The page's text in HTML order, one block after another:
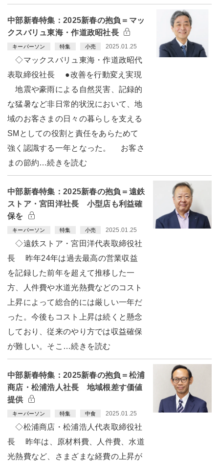
中部新春特集：2025新春の抱負＝マッ
クスバリュ東海・作道政昭社長
キーパーソン 特集 小売 2025.01.25
◇マックスバリュ東海・作道政昭代
表取締役社長 ●改善を行動変え実現
地震や豪雨による自然災害、記録的
な猛暑など非日常的状況において、地
域のお客さまの日々の暮らしを支える
SMとしての役割と責任をあらためて
強く認識する一年となった。 お客さ
まの節約…続きを読む
中部新春特集：2025新春の抱負＝遠鉄
ストア・宮田洋社長 小型店も利益確
保を
キーパーソン 特集 小売 2025.01.25
◇遠鉄ストア・宮田洋代表取締役社
長 昨年24年は過去最高の営業収益
を記録した前年を超えて推移した一
方、人件費や水道光熱費などのコスト
上昇によって総合的には厳しい一年だ
った。今後もコスト上昇は続くと懸念
しており、従来のやり方では収益確保
が難しい。そこ…続きを読む
中部新春特集：2025新春の抱負＝松浦
商店・松浦浩人社長 地域根差す価値
提供
キーパーソン 特集 中食 2025.01.25
◇松浦商店・松浦浩人代表取締役社
長 昨年は、原材料費、人件費、水道
光熱費など、さまざまな経費の上昇が